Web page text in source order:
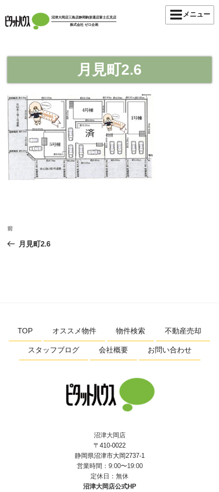
ン
テ
沼津大岡店三島店静岡駒形通店富士広見店
株式会社 ゼロ企画
メニュー
月見町2.6
投
ナ
前
の
前
月見町2.6
TOP オススメ物件 物件検索 不動産売却
スタッフブログ 会社概要 お問い合わせ
沼津大岡店
〒410-0022
静岡県沼津市大岡2737-1
営業時間：9:00〜19:00
定休日：無休
沼津大岡店公式HP